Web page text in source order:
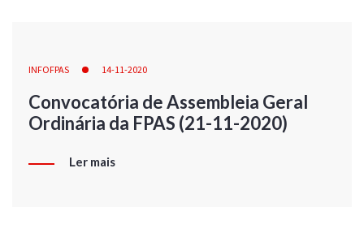
INFOFPAS 14-11-2020
Convocatória de Assembleia Geral
Ordinária da FPAS (21-11-2020)
Ler mais